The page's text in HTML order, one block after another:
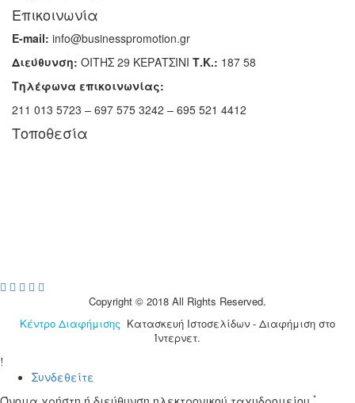
Επικοινωνία
E-mail: info@businesspromotion.gr
Διεύθυνση: ΟΙΤΗΣ 29 ΚΕΡΑΤΣΙΝΙ Τ.Κ.: 187 58
Τηλέφωνα επικοινωνίας:
211 013 5723 – 697 575 3242 – 695 521 4412
Τοποθεσία
Copyright © 2018 All Rights Reserved.
Κέντρο Διαφήμισης Κατασκευή Ιστοσελίδων - Διαφήμιση στο
Ίντερνετ.
Συνδεθείτε
*